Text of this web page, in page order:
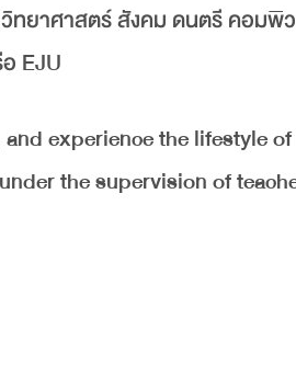
ทยาศาสตร์ สังคม ดนตรี คอมพิ
EJU
experience the lifestyle
the supervision of